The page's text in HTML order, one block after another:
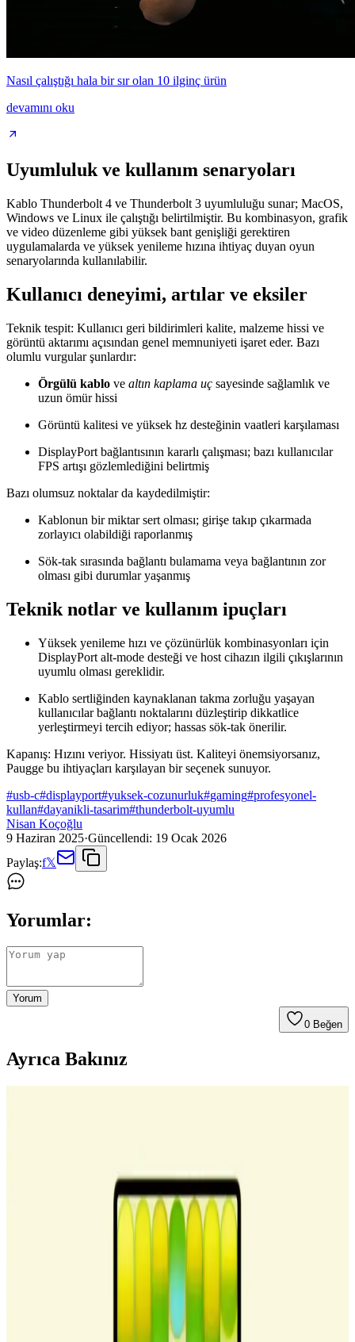
Nasıl çalıştığı hala bir sır olan 10 ilginç ürün
devamını oku
Uyumluluk ve kullanım senaryoları
Kablo Thunderbolt 4 ve Thunderbolt 3 uyumluluğu sunar; MacOS,
Windows ve Linux ile çalıştığı belirtilmiştir. Bu kombinasyon, grafik
ve video düzenleme gibi yüksek bant genişliği gerektiren
uygulamalarda ve yüksek yenileme hızına ihtiyaç duyan oyun
senaryolarında kullanılabilir.
Kullanıcı deneyimi, artılar ve eksiler
Teknik tespit: Kullanıcı geri bildirimleri kalite, malzeme hissi ve
görüntü aktarımı açısından genel memnuniyeti işaret eder. Bazı
olumlu vurgular şunlardır:
Örgülü kablo ve altın kaplama uç sayesinde sağlamlık ve
uzun ömür hissi
Görüntü kalitesi ve yüksek hz desteğinin vaatleri karşılaması
DisplayPort bağlantısının kararlı çalışması; bazı kullanıcılar
FPS artışı gözlemlediğini belirtmiş
Bazı olumsuz noktalar da kaydedilmiştir:
Kablonun bir miktar sert olması; girişe takıp çıkarmada
zorlayıcı olabildiği raporlanmış
Sök-tak sırasında bağlantı bulamama veya bağlantının zor
olması gibi durumlar yaşanmış
Teknik notlar ve kullanım ipuçları
Yüksek yenileme hızı ve çözünürlük kombinasyonları için
DisplayPort alt-mode desteği ve host cihazın ilgili çıkışlarının
uyumlu olması gereklidir.
Kablo sertliğinden kaynaklanan takma zorluğu yaşayan
kullanıcılar bağlantı noktalarını düzleştirip dikkatlice
yerleştirmeyi tercih ediyor; hassas sök-tak önerilir.
Kapanış: Hızını veriyor. Hissiyatı üst. Kaliteyi önemsiyorsanız,
Paugge bu ihtiyaçları karşılayan bir seçenek sunuyor.
#usb-c#displayport#yuksek-cozunurluk#gaming#profesyonel-
kullan#dayanikli-tasarim#thunderbolt-uyumlu
Nisan Koçoğlu
9 Haziran 2025·Güncellendi: 19 Ocak 2026
Paylaş:f𝕏
Yorumlar:
Yorum
0 Beğen
Ayrıca Bakınız
adaptörüdür. Yüksek empedanslı kulaklıklar ve küçük hoparlörler
MacBook Neo USB-C Portları: Hız ve Fonksiyon
Farkları ile macOS Uyarıları
MacBook Neo'nun iki USB-C portu farklı hız ve özelliklere sahiptir.
Sol port USB 3 desteklerken sağ port USB 2 hızındadır. macOS,
yanlış bağlantılarda kullanıcıyı uyarır ve performans sorunlarını